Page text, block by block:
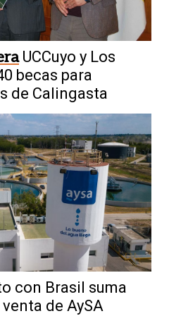
UCCuyo y Los
becas para
de Calingasta
con Brasil suma
de AySA